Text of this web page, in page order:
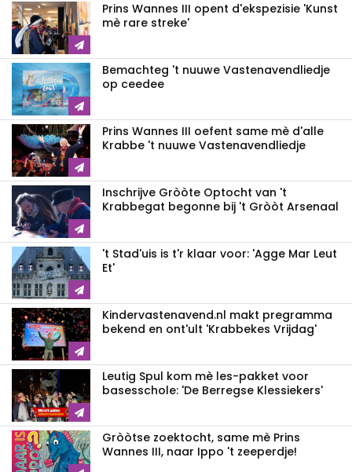
Prins Wannes III opent d'ekspezisie 'Kunst
mè rare streke'
Bemachteg 't nuuwe Vastenavendliedje
op ceedee
Prins Wannes III oefent same mè d'alle
Krabbe 't nuuwe Vastenavendliedje
Inschrijve Gròòte Optocht van 't
Krabbegat begonne bij 't Gròòt Arsenaal
't Stad'uis is t'r klaar voor: 'Agge Mar Leut
Et'
Kindervastenavend.nl makt pregramma
bekend en ont'ult 'Krabbekes Vrijdag'
Leutig Spul kom mè les-pakket voor
basesschole: 'De Berregse Klessiekers'
Gròòtse zoektocht, same mè Prins
Wannes III, naar Ippo 't zeeperdje!